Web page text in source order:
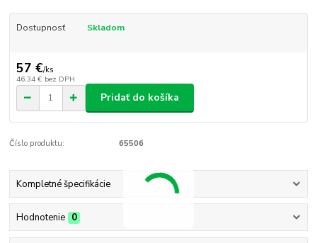
Dostupnosť Skladom
57 €/ks
46,34 € bez DPH
Pridať do košíka
Číslo produktu: 65506
Kompletné špecifikácie
Hodnotenie 0